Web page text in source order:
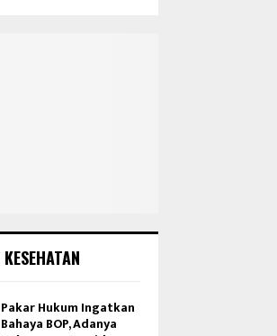
Pakar Hukum Ingatkan
Bahaya BOP, Adanya